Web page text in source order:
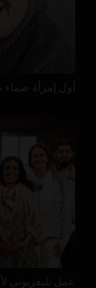
أول إمرأة
عمل تليفزيوني